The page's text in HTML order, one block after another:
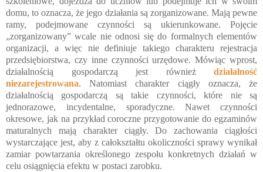
domu, to oznacza, że jego działania są zorganizowane. Mają pewne
ramy, podejmowane czynności są ukierunkowane. Pojęcie
„zorganizowany” wcale nie odnosi się do formalnych elementów
organizacji, a więc nie definiuje takiego charakteru rejestracja
przedsiębiorstwa, czy inne czynności urzędowe. Mówiąc wprost,
działalnością gospodarczą jest również działalność
niezarejestrowana. Natomiast charakter ciągły oznacza, że
działalnością gospodarczą są takie czynności, które nie są
jednorazowe, incydentalne, sporadyczne. Nawet czynności
okresowe, jak na przykład coroczne przygotowanie do egzaminów
maturalnych mają charakter ciągły. Do zachowania ciągłości
wystarczające jest, aby z całokształtu okoliczności sprawy wynikał
zamiar powtarzania określonego zespołu konkretnych działań w
celu osiągnięcia efektu w postaci zarobku.